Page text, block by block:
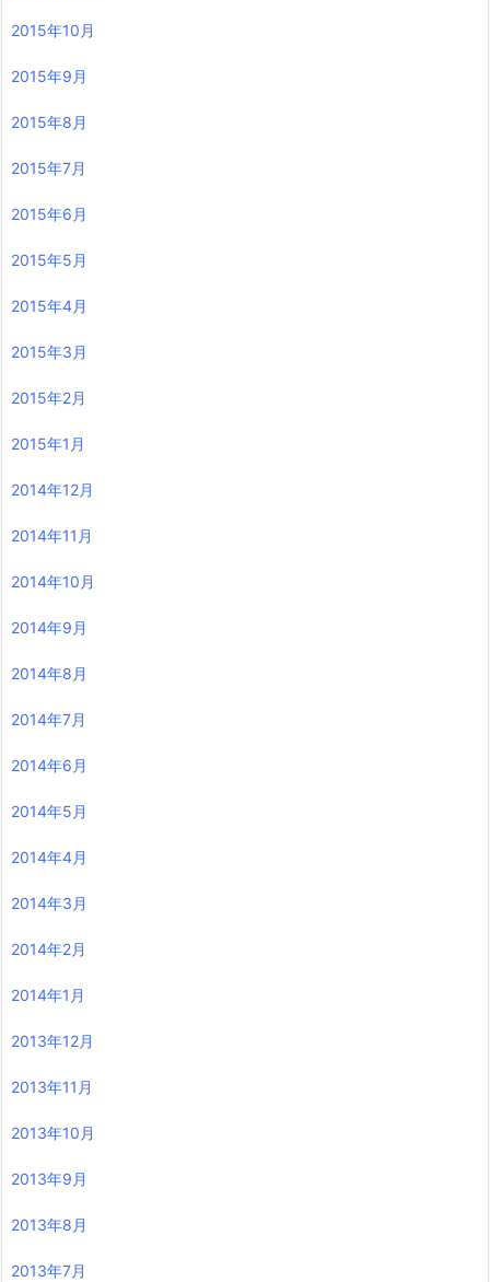
2015年10月
2015年9月
2015年8月
2015年7月
2015年6月
2015年5月
2015年4月
2015年3月
2015年2月
2015年1月
2014年12月
2014年11月
2014年10月
2014年9月
2014年8月
2014年7月
2014年6月
2014年5月
2014年4月
2014年3月
2014年2月
2014年1月
2013年12月
2013年11月
2013年10月
2013年9月
2013年8月
2013年7月